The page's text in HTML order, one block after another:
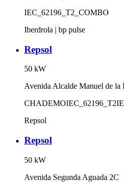
IEC_62196_T2_COMBO
Iberdrola | bp pulse
Repsol
50 kW
Avenida Alcalde Manuel de la
CHADEMOIEC_62196_T2
Repsol
Repsol
50 kW
Avenida Segunda Aguada 2C